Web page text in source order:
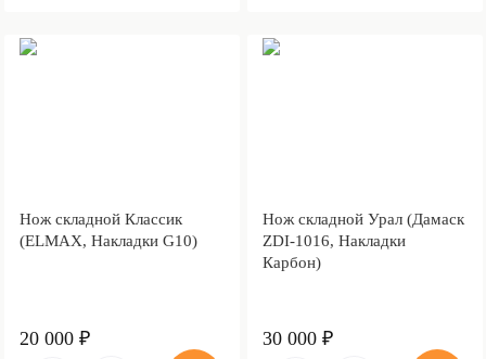
Нож складной Классик
(ELMAX, Накладки G10)
20 000 ₽
Нож складной Урал (Дамаск
ZDI-1016, Накладки
Карбон)
30 000 ₽